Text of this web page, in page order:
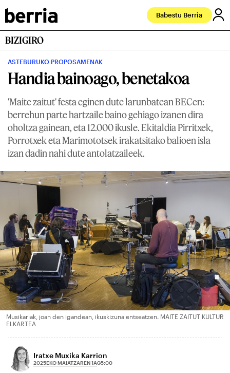
Babestu Berria
BIZIGIRO
ASTEBURUKO PROPOSAMENAK
Handia bainoago, benetakoa
'Maite zaitut' festa eginen dute larunbatean BECen:
berrehun parte hartzaile baino gehiago izanen dira
oholtza gainean, eta 12.000 ikusle. Ekitaldia Pirritxek,
Porrotxek eta Marimototsek irakatsitako balioen isla
izan dadin nahi dute antolatzaileek.
Musikariak, joan den igandean, ikuskizuna entseatzen. MAITE ZAITUT KULTUR
ELKARTEA
Iratxe Muxika Karrion
2025EKO MAIATZAREN 1A05:00